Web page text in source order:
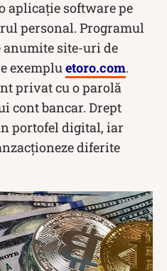
aplicație software pe
personal. Programul
anumite site-uri de
exemplu etoro.com.
privat cu o parolă
cont bancar. Drept
portofel digital, iar
diferite